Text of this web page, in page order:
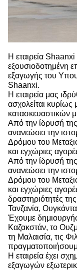
Η εταιρεία
εξουσιοδοτημένη
εξαγωγής του
Shaanxi.
Η εταιρεία μας
ασχολείται
κατασκευαστικών
Από την ίδρυσή
ανανεώσει την
Δρόμου του
και εγχώριες
Από την ίδρυσή
ανανεώσει την
Δρόμου του
και εγχώριες
δραστηριότητές
Τανζανία, Ουγκάντα
Έχουμε
Καζακστάν, το
τη Μαλαισία, τις
Η εταιρεία έχει
εξαγωγών